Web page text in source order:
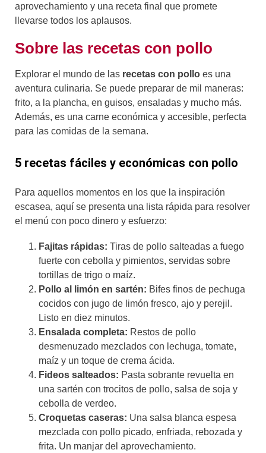
aprovechamiento y una receta final que promete
llevarse todos los aplausos.
Sobre las recetas con pollo
Explorar el mundo de las recetas con pollo es una
aventura culinaria. Se puede preparar de mil maneras:
frito, a la plancha, en guisos, ensaladas y mucho más.
Además, es una carne económica y accesible, perfecta
para las comidas de la semana.
5 recetas fáciles y económicas con pollo
Para aquellos momentos en los que la inspiración
escasea, aquí se presenta una lista rápida para resolver
el menú con poco dinero y esfuerzo:
Fajitas rápidas: Tiras de pollo salteadas a fuego
fuerte con cebolla y pimientos, servidas sobre
tortillas de trigo o maíz.
Pollo al limón en sartén: Bifes finos de pechuga
cocidos con jugo de limón fresco, ajo y perejil.
Listo en diez minutos.
Ensalada completa: Restos de pollo
desmenuzado mezclados con lechuga, tomate,
maíz y un toque de crema ácida.
Fideos salteados: Pasta sobrante revuelta en
una sartén con trocitos de pollo, salsa de soja y
cebolla de verdeo.
Croquetas caseras: Una salsa blanca espesa
mezclada con pollo picado, enfriada, rebozada y
frita. Un manjar del aprovechamiento.